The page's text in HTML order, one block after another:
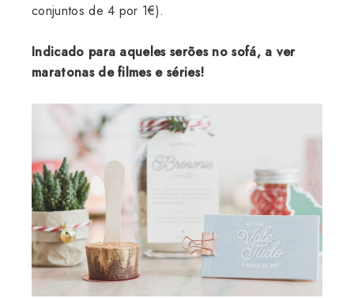
conjuntos de 4 por 1€).
Indicado para aqueles serões no sofá, a ver
maratonas de filmes e séries!